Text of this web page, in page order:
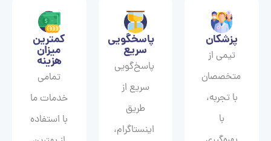
پزشکان
تیمی از
متخصصان
با تجربه،
با
پاسخگویی
سریع
پاسخ‌گویی
سریع از
طریق
اینستاگرام،
کمترین
میزان
هزینه
تمامی
خدمات ما
با استفاده